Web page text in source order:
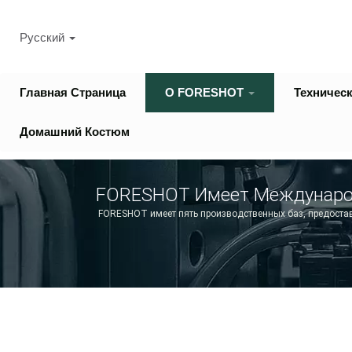
Главная Страница О FORESHOT
Домашний Костюм
Русский
FORESHOT Имеет
Безопасности, ISO 9001,
QC080000. | От
FORESHOT имеет пять производственных баз,